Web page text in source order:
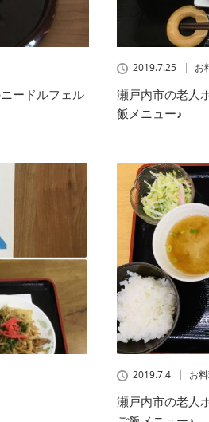
ードルフェル
2019.7.25 お
瀬戸内市の老人
飯メニュー♪
2019.7.4 お
瀬戸内市の老